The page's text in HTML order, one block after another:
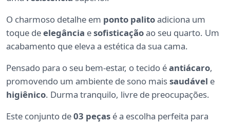
O charmoso detalhe em ponto palitoadiciona um
toque deelegância esofisticaçãoao seu quarto. Um
acabamento que eleva a estética da sua cama.
Pensado para o seu bem-estar, o tecido éantiácaro,
promovendo um ambiente de sono maissaudável e
higiênico. Durma tranquilo, livre de preocupações.
Este conjunto de03 peças é a escolha perfeita para